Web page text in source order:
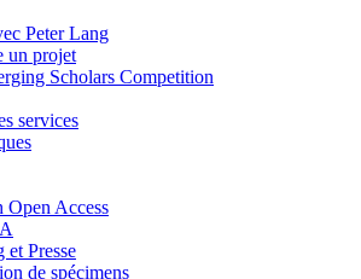
Peter Lang
un projet
Scholars Competition
services
Open Access
et Presse
de spécimens